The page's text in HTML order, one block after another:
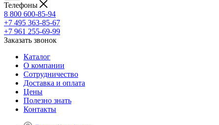
Телефоны
8 800 600-85-94
+7 495 363-85-67
+7 961 255-69-99
Заказать звонок
Каталог
О компании
Сотрудничество
Доставка и оплата
Цены
Полезно знать
Контакты